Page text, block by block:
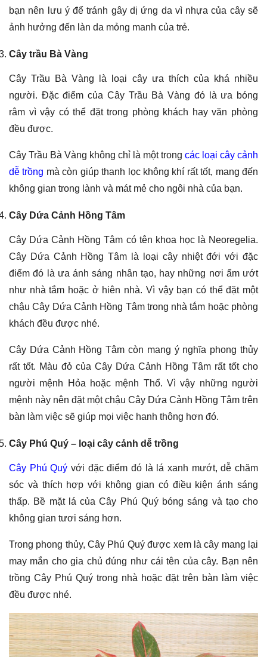
bạn nên lưu ý để tránh gây dị ứng da vì nhựa của cây sẽ
ảnh hưởng đến làn da mỏng manh của trẻ.
Cây trầu Bà Vàng
Cây Trầu Bà Vàng là loại cây ưa thích của khá nhiều
người. Đặc điểm của Cây Trầu Bà Vàng đó là ưa bóng
râm vì vậy có thể đặt trong phòng khách hay văn phòng
đều được.
Cây Trầu Bà Vàng không chỉ là một trong các loại cây cảnh
dễ trồng mà còn giúp thanh lọc không khí rất tốt, mang đến
không gian trong lành và mát mẻ cho ngôi nhà của bạn.
Cây Dứa Cảnh Hồng Tâm
Cây Dứa Cảnh Hồng Tâm có tên khoa học là Neoregelia.
Cây Dứa Cảnh Hồng Tâm là loại cây nhiệt đới với đặc
điểm đó là ưa ánh sáng nhân tạo, hay những nơi ẩm ướt
như nhà tắm hoặc ở hiên nhà. Vì vậy bạn có thể đặt một
chậu Cây Dứa Cảnh Hồng Tâm trong nhà tắm hoặc phòng
khách đều được nhé.
Cây Dứa Cảnh Hồng Tâm còn mang ý nghĩa phong thủy
rất tốt. Màu đỏ của Cây Dứa Cảnh Hồng Tâm rất tốt cho
người mệnh Hỏa hoặc mệnh Thổ. Vì vậy những người
mệnh này nên đặt một chậu Cây Dứa Cảnh Hồng Tâm trên
bàn làm việc sẽ giúp mọi việc hanh thông hơn đó.
Cây Phú Quý – loại cây cảnh dễ trồng
Cây Phú Quý với đặc điểm đó là lá xanh mướt, dễ chăm
sóc và thích hợp với không gian có điều kiện ánh sáng
thấp. Bề mặt lá của Cây Phú Quý bóng sáng và tạo cho
không gian tươi sáng hơn.
Trong phong thủy, Cây Phú Quý được xem là cây mang lại
may mắn cho gia chủ đúng như cái tên của cây. Bạn nên
trồng Cây Phú Quý trong nhà hoặc đặt trên bàn làm việc
đều được nhé.